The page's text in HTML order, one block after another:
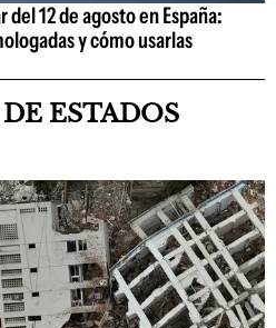
12 de agosto en España:
y cómo usarlas
ESTADOS